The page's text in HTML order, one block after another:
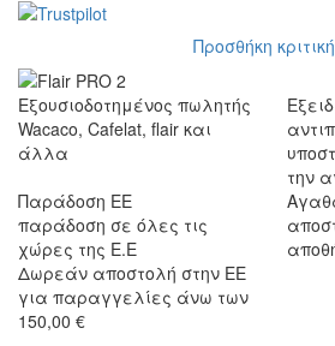
Προσθήκη
Εξουσιοδοτημένος πωλητής
Wacaco, Cafelat, flair και
άλλα
την
Παράδοση ΕΕ
παράδοση σε όλες τις
χώρες της Ε.Ε
Δωρεάν αποστολή στην ΕΕ
για παραγγελίες άνω των
150,00 €